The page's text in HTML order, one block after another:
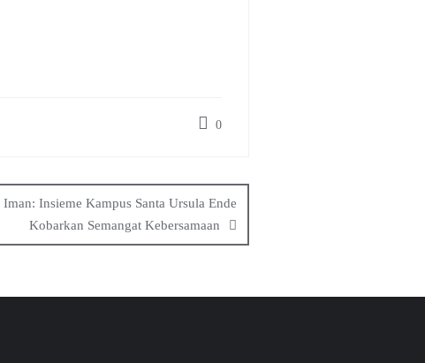
0
Insieme Kampus Santa Ursula Ende
Kobarkan Semangat Kebersamaan